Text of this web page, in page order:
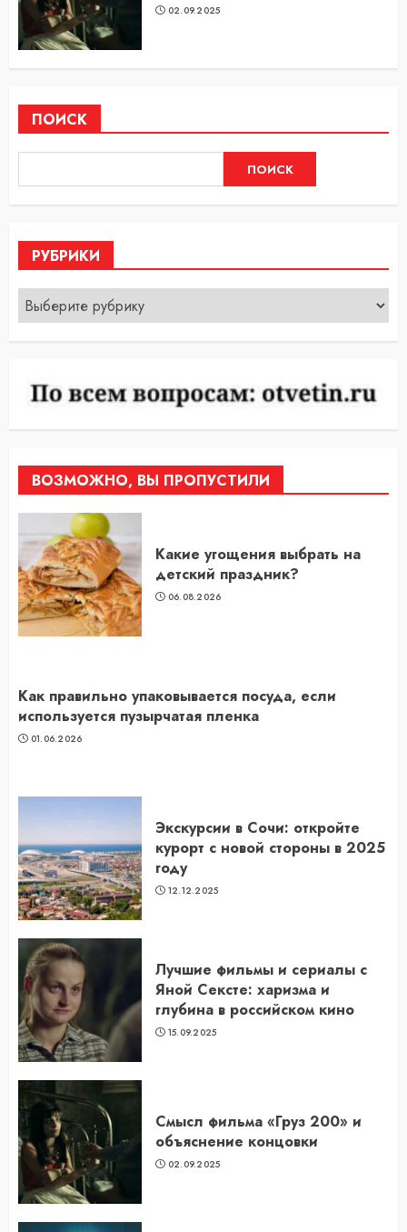
02.09.2025
ПОИСК
ПОИСК
РУБРИКИ
Рубрики
ВОЗМОЖНО, ВЫ ПРОПУСТИЛИ
Какие угощения выбрать на
детский праздник?
06.08.2026
Как правильно упаковывается посуда, если
используется пузырчатая пленка
01.06.2026
Экскурсии в Сочи: откройте
курорт с новой стороны в 2025
году
12.12.2025
Лучшие фильмы и сериалы с
Яной Сексте: харизма и
глубина в российском кино
15.09.2025
Смысл фильма «Груз 200» и
объяснение концовки
02.09.2025